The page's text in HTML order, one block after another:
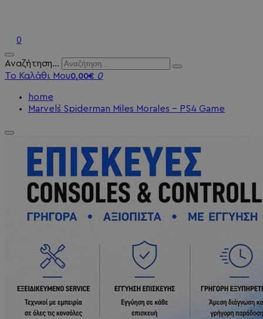
0
Αναζήτηση...
Το Καλάθι Μου0,00€ 0
home
Marvel`s Spiderman Miles Morales - PS4 Game